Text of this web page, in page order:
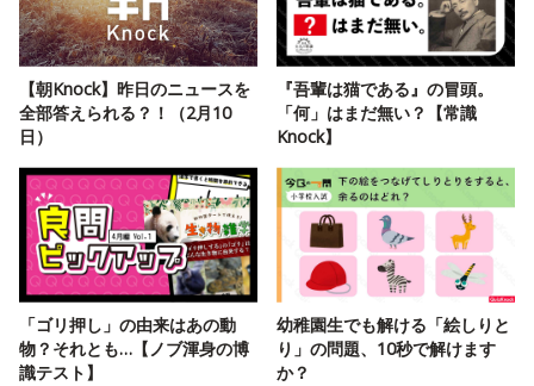
【朝Knock】昨日のニュースを
全部答えられる？！（2月10
日）
『吾輩は猫である』の冒頭。
「何」はまだ無い？【常識
Knock】
「ゴリ押し」の由来はあの動
物？それとも…【ノブ渾身の博
識テスト】
幼稚園生でも解ける「絵しりと
り」の問題、10秒で解けます
か？